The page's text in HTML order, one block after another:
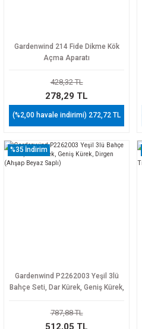
Gardenwind 214 Fide Dikme Kök
Açma Aparatı
428,32 TL
278,29 TL
(%2,00 havale indirimi) 272,72 TL
%35 İndirim
Gardenwind P2262003 Yeşil 3lü
Bahçe Seti, Dar Kürek, Geniş Kürek,
787,88 TL
512,05 TL